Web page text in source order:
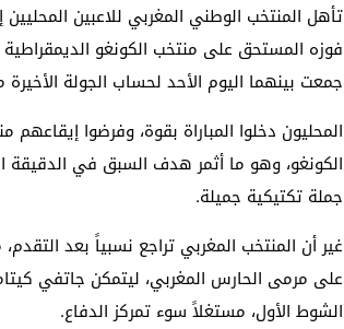
تأهل المنتخب الوطني المغربي للاعبين
فوزه المستحق على منتخب الكونغو
جمعت بينهما اليوم الأحد لحساب الجولة
المحليون دخلوا المباراة بقوة، وفرضوا
الكونغو، وهو ما أثمر هدف السبق في الدقيقة
جملة تكتيكية جميلة.
غير أن المنتخب المغربي تراجع نسبياً بعد
على مرمى الحارس المغربي، ليتمكن جاتفي
الشوط الأول، مستغلاً سوء تمركز الدفاع.